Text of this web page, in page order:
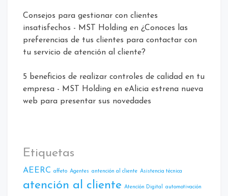
Consejos para gestionar con clientes
insatisfechos - MST Holding en ¿Conoces las
preferencias de tus clientes para contactar con
tu servicio de atención al cliente?
5 beneficios de realizar controles de calidad en tu
empresa - MST Holding en eAlicia estrena nueva
web para presentar sus novedades
Etiquetas
AEERC affeto Agentes antención al cliente Asistencia técnica
atención al cliente Atencíón Digital automotivación